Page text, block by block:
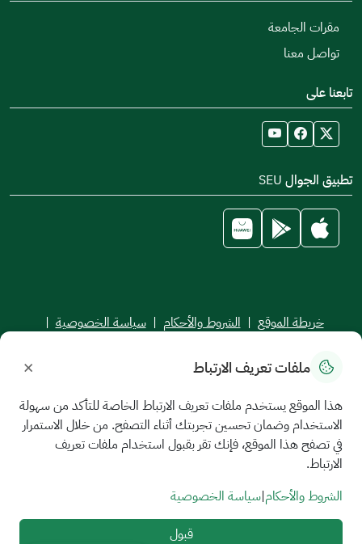
مقرات الجامعة
تواصل معنا
تابعنا على
تطبيق الجوال SEU
خريطة الموقع | الشروط والأحكام | سياسة الخصوصية |
جميع الحقوق محفوظة للجامعة السعودية الإلكترونية © 2026
ملفات تعريف الارتباط ×
هذا الموقع يستخدم ملفات تعريف الارتباط الخاصة للتأكد من سهولة
الاستخدام وضمان تحسين تجربتك أثناء التصفح. من خلال الاستمرار
في تصفح هذا الموقع، فإنك تقر بقبول استخدام ملفات تعريف
الارتباط.
الشروط والأحكام|سياسة الخصوصية
قبول